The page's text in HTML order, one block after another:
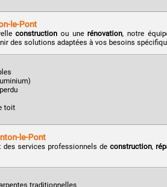
le-Pont
construction ou une rénovation, notre
des solutions adaptées à vos besoins
toit
le-Pont
des services professionnels deconstruction,
traditionnelles